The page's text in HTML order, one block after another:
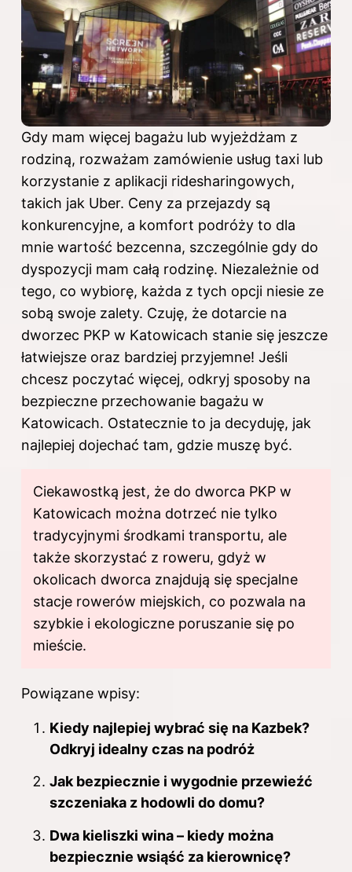
Gdy mam więcej bagażu lub wyjeżdżam z
rodziną, rozważam zamówienie usług taxi lub
korzystanie z aplikacji ridesharingowych,
takich jak Uber. Ceny za przejazdy są
konkurencyjne, a komfort podróży to dla
mnie wartość bezcenna, szczególnie gdy do
dyspozycji mam całą rodzinę. Niezależnie od
tego, co wybiorę, każda z tych opcji niesie ze
sobą swoje zalety. Czuję, że dotarcie na
dworzec PKP w Katowicach stanie się jeszcze
łatwiejsze oraz bardziej przyjemne! Jeśli
chcesz poczytać więcej, odkryj sposoby na
bezpieczne przechowanie bagażu w
Katowicach. Ostatecznie to ja decyduję, jak
najlepiej dojechać tam, gdzie muszę być.
Ciekawostką jest, że do dworca PKP w
Katowicach można dotrzeć nie tylko
tradycyjnymi środkami transportu, ale
także skorzystać z roweru, gdyż w
okolicach dworca znajdują się specjalne
stacje rowerów miejskich, co pozwala na
szybkie i ekologiczne poruszanie się po
mieście.
Powiązane wpisy:
Kiedy najlepiej wybrać się na Kazbek?
Odkryj idealny czas na podróż
Jak bezpiecznie i wygodnie przewieźć
szczeniaka z hodowli do domu?
Dwa kieliszki wina – kiedy można
bezpiecznie wsiąść za kierownicę?